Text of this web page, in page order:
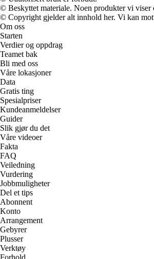
© Beskyttet materiale. Noen produkter vi viser
© Copyright gjelder alt innhold her. Vi kan
Om oss
Starten
Verdier og oppdrag
Teamet bak
Bli med oss
Våre lokasjoner
Data
Gratis ting
Spesialpriser
Kundeanmeldelser
Guider
Slik gjør du det
Våre videoer
Fakta
FAQ
Veiledning
Vurdering
Jobbmuligheter
Del et tips
Abonnent
Konto
Arrangement
Gebyrer
Plusser
Verktøy